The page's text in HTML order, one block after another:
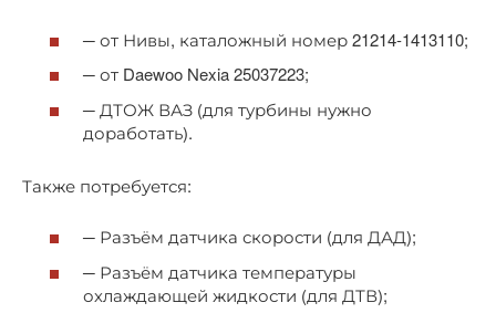
─ от Нивы, каталожный номер 21214-1413110;
─ от Daewoo Nexia 25037223;
─ ДТОЖ ВАЗ (для турбины нужно
доработать).
Также потребуется:
─ Разъём датчика скорости (для ДАД);
─ Разъём датчика температуры
охлаждающей жидкости (для ДТВ);